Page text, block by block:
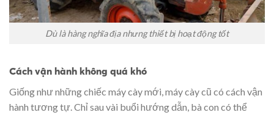
Dù là hàng nghĩa địa nhưng thiết bị hoạt động tốt
Cách vận hành không quá khó
Giống như những chiếc máy cày mới, máy cày cũ có cách vận
hành tương tự. Chỉ sau vài buổi hướng dẫn, bà con có thể